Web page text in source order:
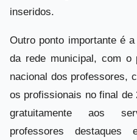
inseridos.
Outro ponto importante é
da rede municipal, com o
nacional dos professores,
os profissionais no final de
gratuitamente aos
professores